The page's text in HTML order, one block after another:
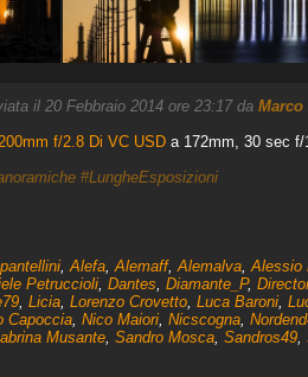
il 20 Febbraio 2014 ore 23:17 da Marco
f/2.8 Di VC USDa 172mm, 30 sec f/
#LungheEsposizioni
,Alefa,Alemaff,Alemalva,Alessio
Petruccioli, Dantes, Diamante_P,
, Licia, Lorenzo Crovetto, Luca Baroni,
Capoccia, Nico Maiori, Nicscogna,
Musante, Sandro Mosca, Sandros49,